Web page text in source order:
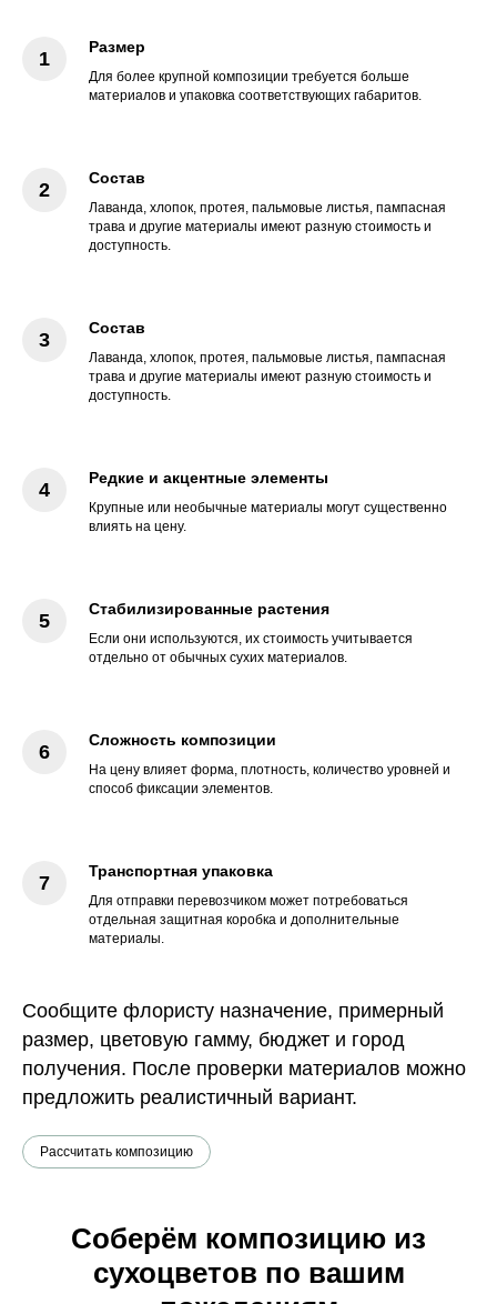
Размер
Для более крупной композиции требуется больше
материалов и упаковка соответствующих габаритов.
Состав
Лаванда, хлопок, протея, пальмовые листья, пампасная
трава и другие материалы имеют разную стоимость и
доступность.
Состав
Лаванда, хлопок, протея, пальмовые листья, пампасная
трава и другие материалы имеют разную стоимость и
доступность.
Редкие и акцентные элементы
Крупные или необычные материалы могут существенно
влиять на цену.
Стабилизированные растения
Если они используются, их стоимость учитывается
отдельно от обычных сухих материалов.
Сложность композиции
На цену влияет форма, плотность, количество уровней и
способ фиксации элементов.
Транспортная упаковка
Для отправки перевозчиком может потребоваться
отдельная защитная коробка и дополнительные
материалы.
Сообщите флористу назначение, примерный
размер, цветовую гамму, бюджет и город
получения. После проверки материалов можно
предложить реалистичный вариант.
Рассчитать композицию
Соберём композицию из
сухоцветов по вашим